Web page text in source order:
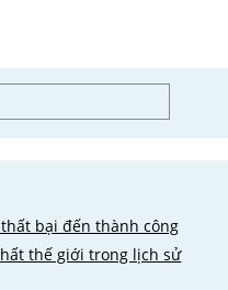
bại đến thành công
thế giới trong lịch sử